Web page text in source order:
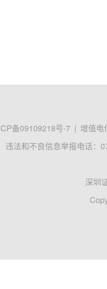
备09109218号-7 | 增值电
违法和不良信息举报电话：
深圳